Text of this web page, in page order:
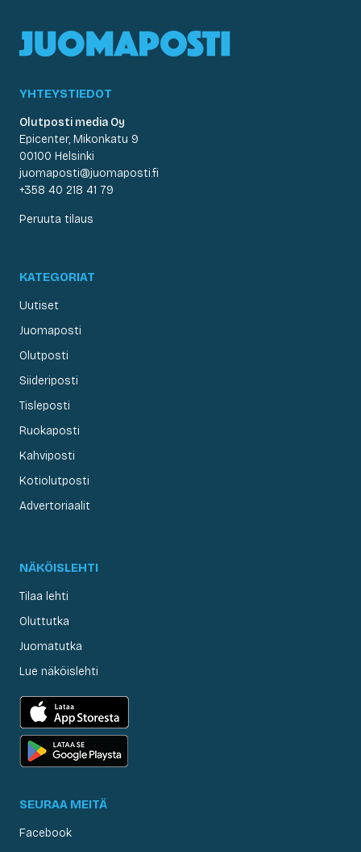
YHTEYSTIEDOT
Olutposti media Oy
Epicenter, Mikonkatu 9
00100 Helsinki
juomaposti@juomaposti.fi
+358 40 218 41 79
Peruuta tilaus
KATEGORIAT
Uutiset
Juomaposti
Olutposti
Siideriposti
Tisleposti
Ruokaposti
Kahviposti
Kotiolutposti
Advertoriaalit
NÄKÖISLEHTI
Tilaa lehti
Oluttutka
Juomatutka
Lue näköislehti
SEURAA MEITÄ
Facebook